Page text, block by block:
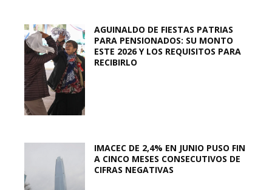
AGUINALDO DE FIESTAS PATRIAS
PARA PENSIONADOS: SU MONTO
ESTE 2026 Y LOS REQUISITOS PARA
RECIBIRLO
IMACEC DE 2,4% EN JUNIO PUSO FIN
A CINCO MESES CONSECUTIVOS DE
CIFRAS NEGATIVAS